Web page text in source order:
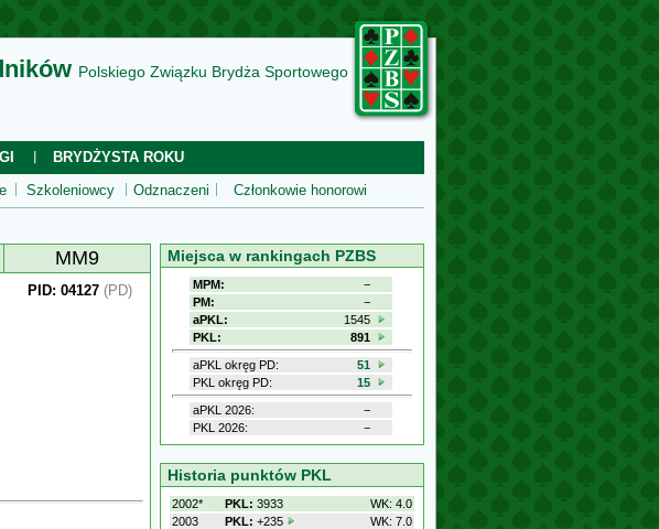
Polskiego Związku Brydża Sportowego
BRYDŻYSTA ROKU
Szkoleniowcy Odznaczeni Członkowie honorowi
MM9
PID: 04127 (PD)
Miejsca w rankingach PZBS
MPM:
−
PM:
−
aPKL:
1545
PKL:
891
aPKL okręg PD:
51
PKL okręg PD:
15
aPKL 2026:
−
PKL 2026:
−
Historia punktów PKL
2002* PKL: 3933
WK: 4.0
2003
PKL: +235
WK: 7.0